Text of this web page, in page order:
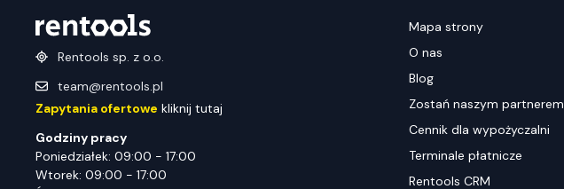
Rentools sp. z o.o.
team@rentools.pl
Zapytania ofertowe kliknij tutaj
Godziny pracy
Poniedziałek: 09:00 - 17:00
Wtorek: 09:00 - 17:00
Mapa strony
O nas
Blog
Zostań naszym partnerem
Cennik dla wypożyczalni
Terminale płatnicze
Rentools CRM